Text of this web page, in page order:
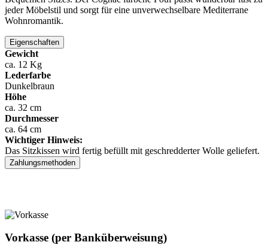
jeder Möbelstil und sorgt für eine unverwechselbare Mediterrane
Wohnromantik.
Eigenschaften
Gewicht
ca. 12 Kg
Lederfarbe
Dunkelbraun
Höhe
ca. 32 cm
Durchmesser
ca. 64 cm
Wichtiger Hinweis:
Das Sitzkissen wird fertig befüllt mit geschredderter Wolle geliefert.
Zahlungsmethoden
Vorkasse (per Banküberweisung)